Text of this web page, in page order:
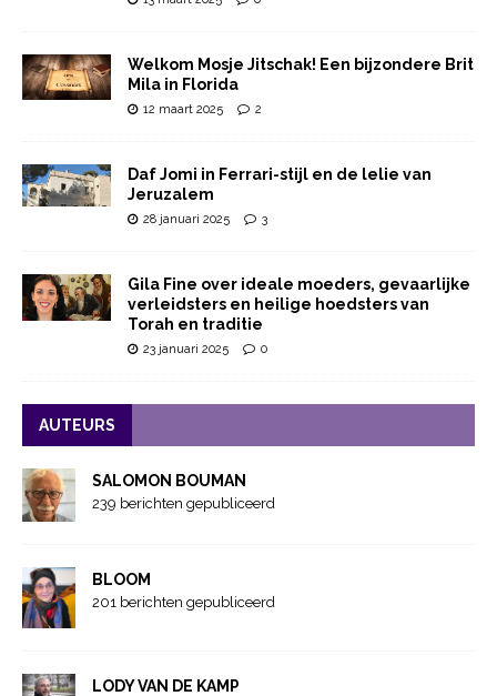
Welkom Mosje Jitschak! Een bijzondere Brit
Mila in Florida
12 maart 2025 2
Daf Jomi in Ferrari-stijl en de lelie van
Jeruzalem
28 januari 2025 3
Gila Fine over ideale moeders, gevaarlijke
verleidsters en heilige hoedsters van
Torah en traditie
23 januari 2025 0
AUTEURS
SALOMON BOUMAN
239 berichten gepubliceerd
BLOOM
201 berichten gepubliceerd
LODY VAN DE KAMP